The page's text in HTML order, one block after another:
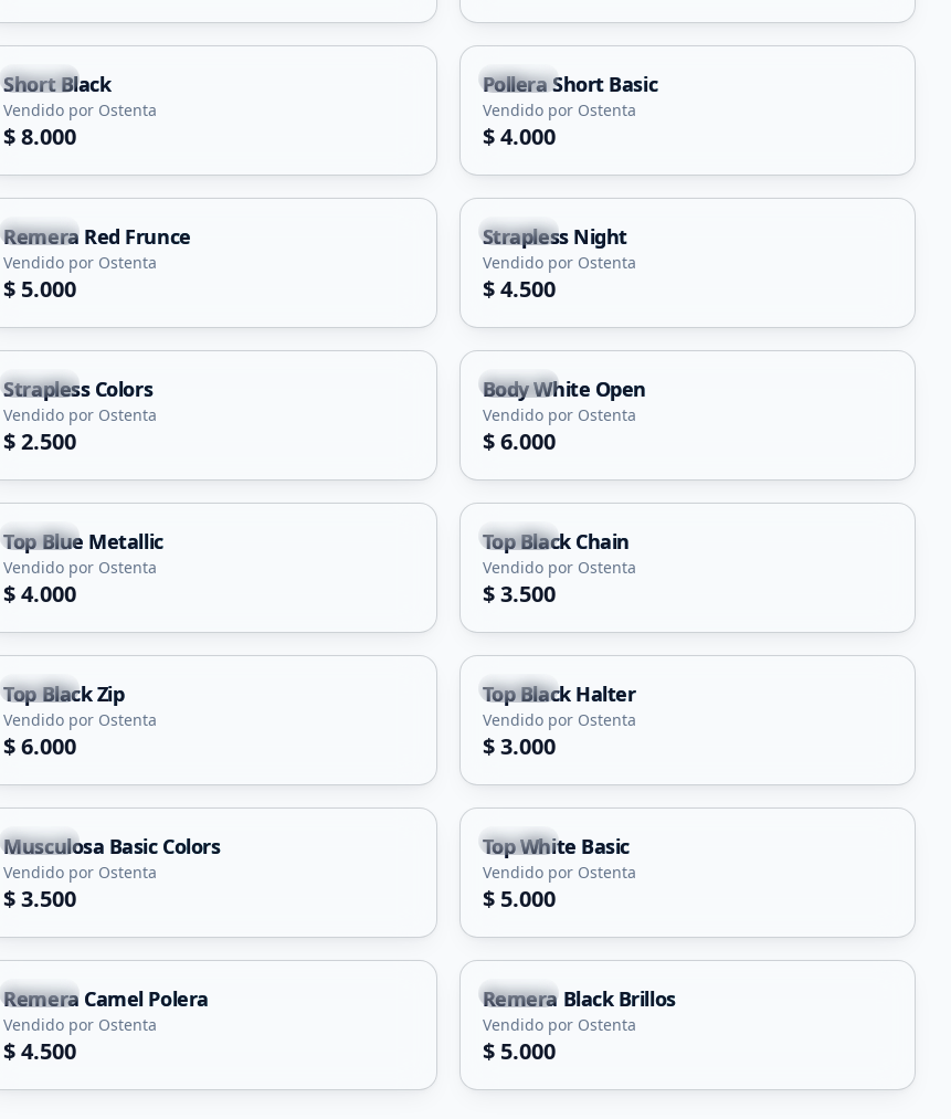
Merlo
Short Black
Vendido por Ostenta
$ 8.000
Merlo
Pollera Short Basic
Vendido por Ostenta
$ 4.000
Merlo
Remera Red Frunce
Vendido por Ostenta
$ 5.000
Merlo
Strapless Night
Vendido por Ostenta
$ 4.500
Merlo
Strapless Colors
Vendido por Ostenta
$ 2.500
Merlo
Body White Open
Vendido por Ostenta
$ 6.000
Merlo
Top Blue Metallic
Vendido por Ostenta
$ 4.000
Merlo
Top Black Chain
Vendido por Ostenta
$ 3.500
Merlo
Top Black Zip
Vendido por Ostenta
$ 6.000
Merlo
Top Black Halter
Vendido por Ostenta
$ 3.000
Merlo
Musculosa Basic Colors
Vendido por Ostenta
$ 3.500
Merlo
Top White Basic
Vendido por Ostenta
$ 5.000
Merlo
Remera Camel Polera
Vendido por Ostenta
$ 4.500
Merlo
Remera Black Brillos
Vendido por Ostenta
$ 5.000